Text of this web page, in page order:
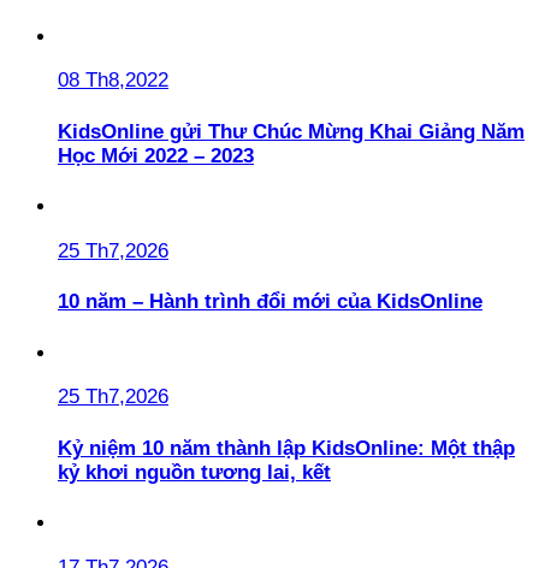
08 Th8,2022
KidsOnline gửi Thư Chúc Mừng Khai Giảng Năm
Học Mới 2022 – 2023
25 Th7,2026
10 năm – Hành trình đổi mới của KidsOnline
25 Th7,2026
Kỷ niệm 10 năm thành lập KidsOnline: Một thập
kỷ khơi nguồn tương lai, kết